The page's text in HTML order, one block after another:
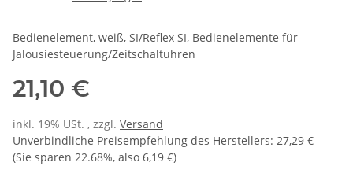
Bedienelement, weiß, SI/Reflex SI, Bedienelemente für
Jalousiesteuerung/Zeitschaltuhren
21,10 €
inkl. 19% USt. , zzgl. Versand
Unverbindliche Preisempfehlung des Herstellers: 27,29 €
(Sie sparen 22.68%, also 6,19 €)